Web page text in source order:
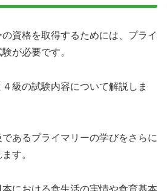
資格を取得するためには、プライ
が必要です。
級の試験内容について解説しま
あるプライマリーの学びをさらに
す。
における食生活の実情や食育基本